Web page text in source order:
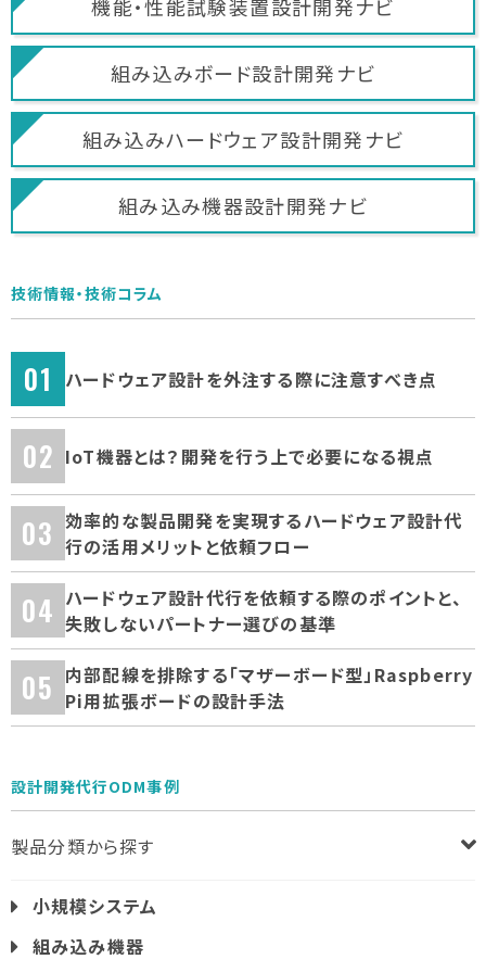
機能・性能試験装置設計開発ナビ
組み込みボード設計開発ナビ
組み込みハードウェア設計開発ナビ
組み込み機器設計開発ナビ
技術情報・技術コラム
ハードウェア設計を外注する際に注意すべき点
IoT機器とは？開発を行う上で必要になる視点
効率的な製品開発を実現するハードウェア設計代
行の活用メリットと依頼フロー
ハードウェア設計代行を依頼する際のポイントと、
失敗しないパートナー選びの基準
内部配線を排除する「マザーボード型」Raspberry
Pi用拡張ボードの設計手法
設計開発代行ODM事例
製品分類から探す
小規模システム
組み込み機器